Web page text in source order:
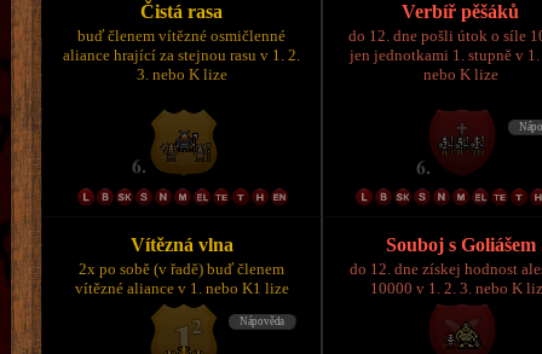
Čistá rasa
buď členem vítězné osmičlenné
aliance hrající za stejnou rasu v 1. 2.
3. nebo K lize
Verbíř pěšáků
do 12. dne pošli útok o síle
jen jednotkami 1. stupně v 1.
nebo K lize
Vítězná vlna
2x po sobě (v řadě) buď členem
vítězné aliance v 1. nebo K1 lize
Souboj s Goliášem
do 12. dne získej hodnost
10000 v 1. 2. 3. nebo K